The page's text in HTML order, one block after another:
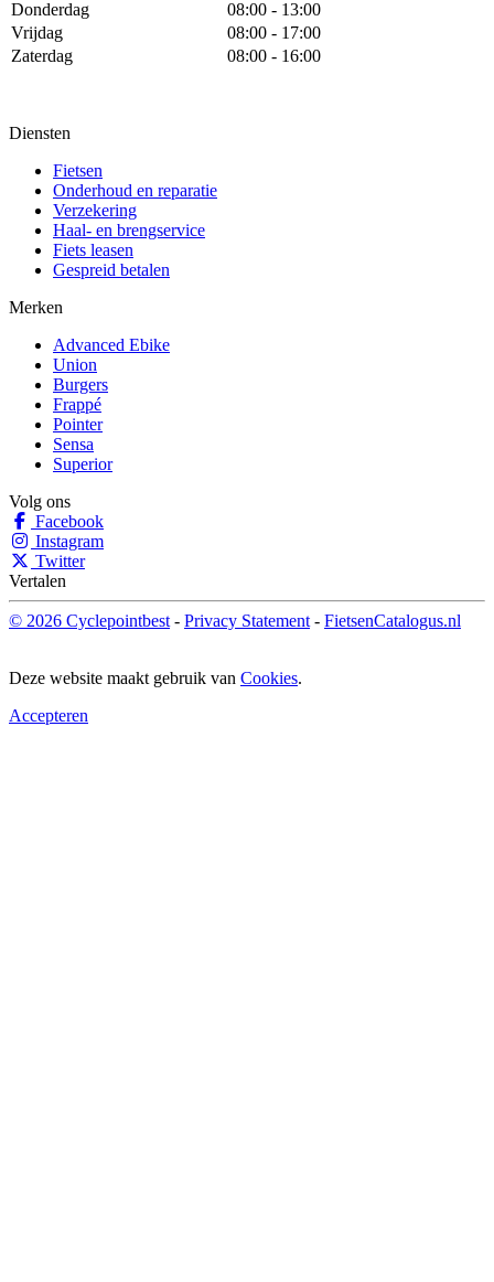
Donderdag
08:00 - 13:00
Vrijdag
08:00 - 17:00
Zaterdag
08:00 - 16:00
Diensten
Fietsen
Onderhoud en reparatie
Verzekering
Haal- en brengservice
Fiets leasen
Gespreid betalen
Merken
Advanced Ebike
Union
Burgers
Frappé
Pointer
Sensa
Superior
Volg ons
Facebook
Instagram
Twitter
Vertalen
© 2026 Cyclepointbest - Privacy Statement - FietsenCatalogus.nl
Deze website maakt gebruik van Cookies.
Accepteren